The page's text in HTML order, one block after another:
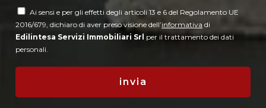
Ai sensi e per gli effetti degli articoli 13 e 6 del Regolamento UE
2016/679, dichiaro di aver preso visione dell’informativa di
Edilintesa Servizi Immobiliari Srl per il trattamento dei dati
personali.